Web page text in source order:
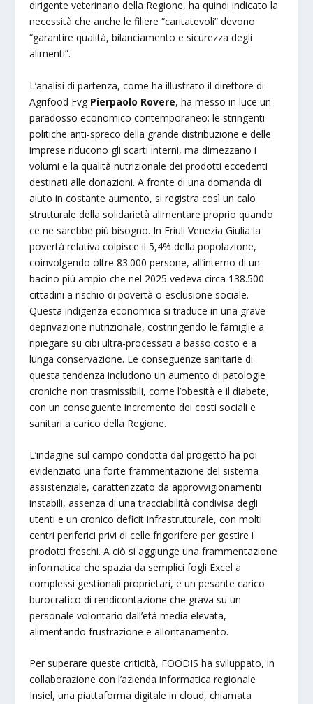
dirigente veterinario della Regione, ha quindi indicato la
necessità che anche le filiere “caritatevoli” devono
“garantire qualità, bilanciamento e sicurezza degli
alimenti”.
L’analisi di partenza, come ha illustrato il direttore di
Agrifood Fvg Pierpaolo Rovere, ha messo in luce un
paradosso economico contemporaneo: le stringenti
politiche anti-spreco della grande distribuzione e delle
imprese riducono gli scarti interni, ma dimezzano i
volumi e la qualità nutrizionale dei prodotti eccedenti
destinati alle donazioni. A fronte di una domanda di
aiuto in costante aumento, si registra così un calo
strutturale della solidarietà alimentare proprio quando
ce ne sarebbe più bisogno. In Friuli Venezia Giulia la
povertà relativa colpisce il 5,4% della popolazione,
coinvolgendo oltre 83.000 persone, all’interno di un
bacino più ampio che nel 2025 vedeva circa 138.500
cittadini a rischio di povertà o esclusione sociale.
Questa indigenza economica si traduce in una grave
deprivazione nutrizionale, costringendo le famiglie a
ripiegare su cibi ultra-processati a basso costo e a
lunga conservazione. Le conseguenze sanitarie di
questa tendenza includono un aumento di patologie
croniche non trasmissibili, come l’obesità e il diabete,
con un conseguente incremento dei costi sociali e
sanitari a carico della Regione.
L’indagine sul campo condotta dal progetto ha poi
evidenziato una forte frammentazione del sistema
assistenziale, caratterizzato da approvvigionamenti
instabili, assenza di una tracciabilità condivisa degli
utenti e un cronico deficit infrastrutturale, con molti
centri periferici privi di celle frigorifere per gestire i
prodotti freschi. A ciò si aggiunge una frammentazione
informatica che spazia da semplici fogli Excel a
complessi gestionali proprietari, e un pesante carico
burocratico di rendicontazione che grava su un
personale volontario dall’età media elevata,
alimentando frustrazione e allontanamento.
Per superare queste criticità, FOODIS ha sviluppato, in
collaborazione con l’azienda informatica regionale
Insiel, una piattaforma digitale in cloud, chiamata